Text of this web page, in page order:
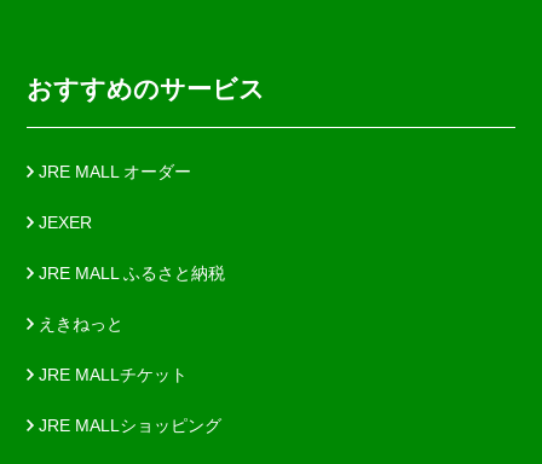
おすすめのサービス
JRE MALL オーダー
JEXER
JRE MALL ふるさと納税
えきねっと
JRE MALLチケット
JRE MALLショッピング